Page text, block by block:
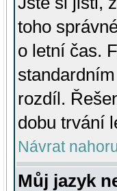
toho
o letní čas.
rozdíl.
dobu trvání
Návrat
Můj jazyk